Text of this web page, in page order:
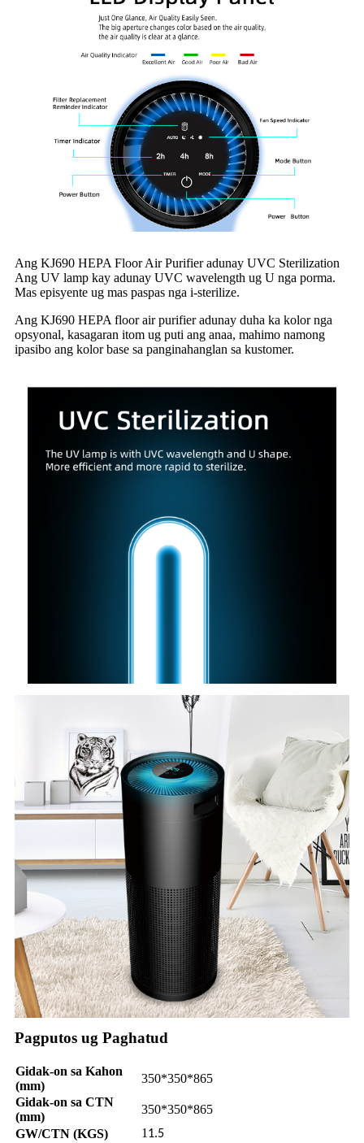
Ang KJ690 HEPA Floor Air Purifier adunay UVC Sterilization
Ang UV lamp kay adunay UVC wavelength ug U nga porma.
Mas episyente ug mas paspas nga i-sterilize.
Ang KJ690 HEPA floor air purifier adunay duha ka kolor nga
opsyonal, kasagaran itom ug puti ang anaa, mahimo namong
ipasibo ang kolor base sa panginahanglan sa kustomer.
Pagputos ug Paghatud
Gidak-on sa Kahon
(mm)
350*350*865
Gidak-on sa CTN
(mm)
350*350*865
GW/CTN (KGS)
11.5